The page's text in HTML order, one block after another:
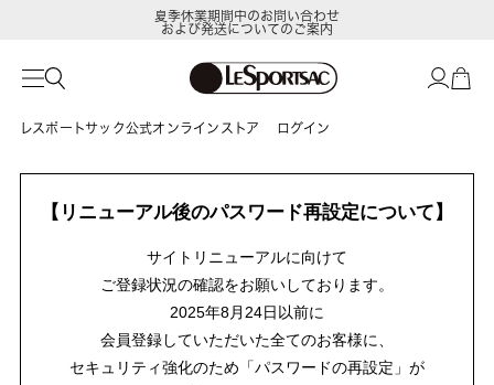
夏季休業期間中のお問い合わせ
および発送についてのご案内
レスポートサック公式オンラインストア ログイン
【リニューアル後のパスワード再設定について】
サイトリニューアルに向けて
ご登録状況の確認をお願いしております。
2025年8月24日以前に
会員登録していただいた全てのお客様に、
セキュリティ強化のため「パスワードの再設定」が